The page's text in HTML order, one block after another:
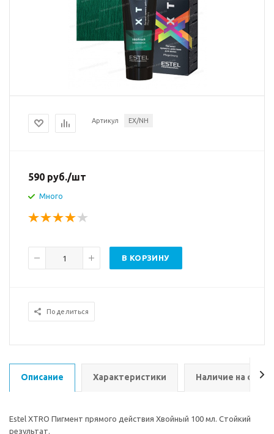
Артикул EX/NH
590 руб./шт
Много
В КОРЗИНУ
Поделиться
Описание Характеристики Наличие на
Estel XTRO Пигмент прямого действия Хвойный 100 мл. Стойкий
результат.